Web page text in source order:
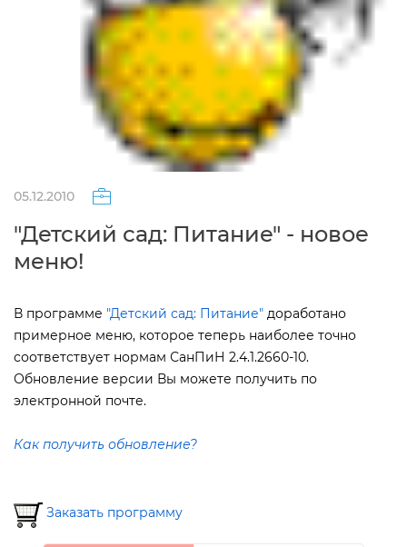
05.12.2010
"Детский сад: Питание" - новое
меню!
программе "Детский сад: Питание" доработано
примерное меню, которое теперь наиболее точно
соответствует нормам СанПиН 2.4.1.2660-10.
Обновление версии Вы можете получить по
электронной почте.
Как получить обновление?
Заказать программу